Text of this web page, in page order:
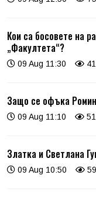
Кои са босовете на
„Факултета“?
09 Aug 11:30
Защо се офъка
09 Aug 11:10
Златка и Светлана
09 Aug 10:50